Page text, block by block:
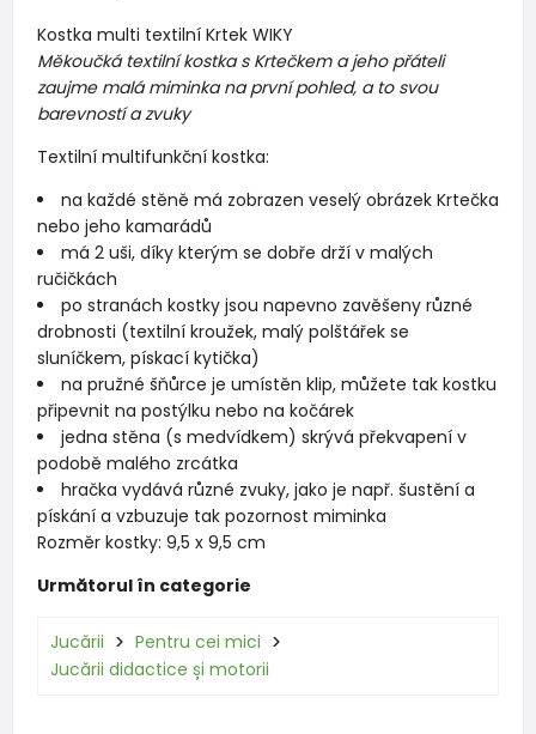
Kostka multi textilní Krtek WIKY
Měkoučká textilní kostka s Krtečkem a jeho přáteli
zaujme malá miminka na první pohled, a to svou
barevností a zvuky
Textilní multifunkční kostka:
na každé stěně má zobrazen veselý obrázek Krtečka
nebo jeho kamarádů
má 2 uši, díky kterým se dobře drží v malých
ručičkách
po stranách kostky jsou napevno zavěšeny různé
drobnosti (textilní kroužek, malý polštářek se
sluníčkem, pískací kytička)
na pružné šňůrce je umístěn klip, můžete tak kostku
připevnit na postýlku nebo na kočárek
jedna stěna (s medvídkem) skrývá překvapení v
podobě malého zrcátka
hračka vydává různé zvuky, jako je např. šustění a
pískání a vzbuzuje tak pozornost miminka
Rozměr kostky: 9,5 x 9,5 cm
Următorul în categorie
Jucării
Pentru cei mici
Jucării didactice și motorii